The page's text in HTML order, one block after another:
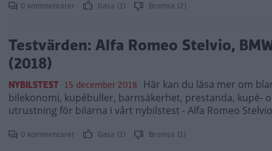
0 kommentarer Gasa (1) Bromsa (2)
Testvärden: Alfa Romeo Stelvio,
(2018)
NYBILSTEST 15 december 2018 Här kan du läsa mer om
bilekonomi, kupébuller, barnsäkerhet, prestanda, kupé-
utrustning för bilarna i vårt nybilstest - Alfa Romeo
0 kommentarer Gasa (1) Bromsa (1)